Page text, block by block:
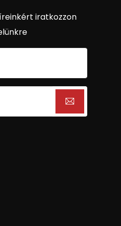
iratkozzon